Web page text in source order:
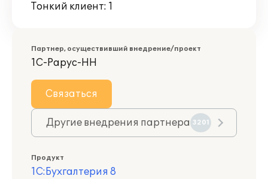
Тонкий клиент: 1
Партнер, осуществивший внедрение/проект
1С-Рарус-НН
Связаться
Другие внедрения партнера 3201
Продукт
1С:Бухгалтерия 8